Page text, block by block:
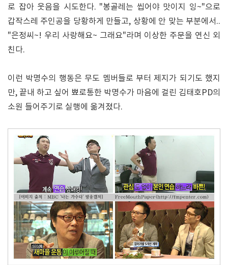
로 잡아 웃음을 시도한다. "봉골레는 씹어야 맛이지 잉~"으로
갑작스레 주인공을 당황하게 만들고, 상황에 안 맞는 부분에서..
"은정씨~! 우리 사랑해요~ 그래요"라며 이상한 주문을 연신 외
친다.
이런 박명수의 행동은 무도 멤버들로 부터 제지가 되기도 했지
만, 끝내 하고 싶어 뾰로통한 박명수가 마음에 걸린 김태호PD의
소원 들어주기로 실행에 옮겨졌다.